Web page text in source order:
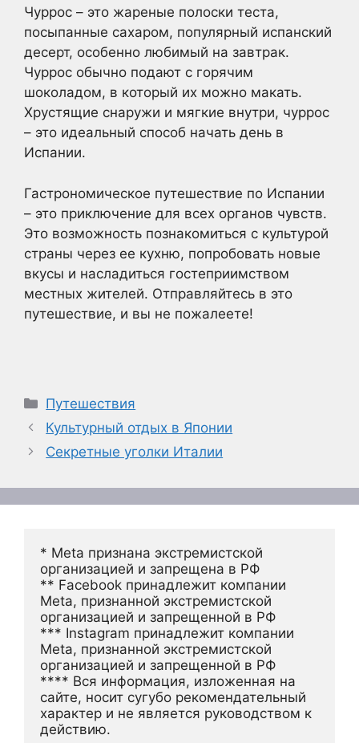
Чуррос – это жареные полоски теста,
посыпанные сахаром, популярный испанский
десерт, особенно любимый на завтрак.
Чуррос обычно подают с горячим
шоколадом, в который их можно макать.
Хрустящие снаружи и мягкие внутри, чуррос
– это идеальный способ начать день в
Испании.
Гастрономическое путешествие по Испании
– это приключение для всех органов чувств.
Это возможность познакомиться с культурой
страны через ее кухню, попробовать новые
вкусы и насладиться гостеприимством
местных жителей. Отправляйтесь в это
путешествие, и вы не пожалеете!
Рубрики
Путешествия
Культурный отдых в Японии
Секретные уголки Италии
* Meta признана экстремистской
организацией и запрещена в РФ
** Facebook принадлежит компании
Meta, признанной экстремистской
организацией и запрещенной в РФ
*** Instagram принадлежит компании
Meta, признанной экстремистской
организацией и запрещенной в РФ
**** Вся информация, изложенная на
сайте, носит сугубо рекомендательный
характер и не является руководством к
действию.